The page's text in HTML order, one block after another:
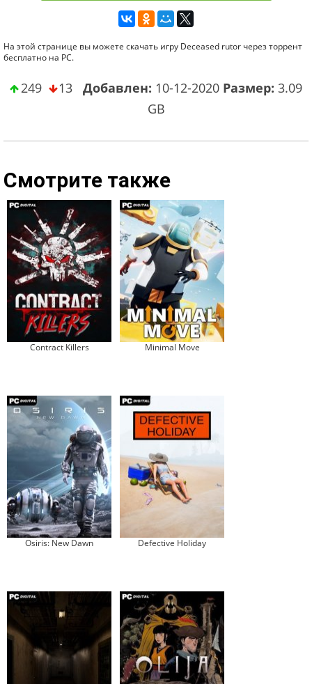
На этой странице вы можете скачать игру Deceased rutor через торрент
бесплатно на PC.
249 13 Добавлен: 10-12-2020 Размер: 3.09
GB
Смотрите также
Contract Killers Minimal Move
Osiris: New Dawn Defective Holiday